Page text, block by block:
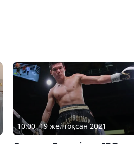
10:00, 19 желтоқсан 2021